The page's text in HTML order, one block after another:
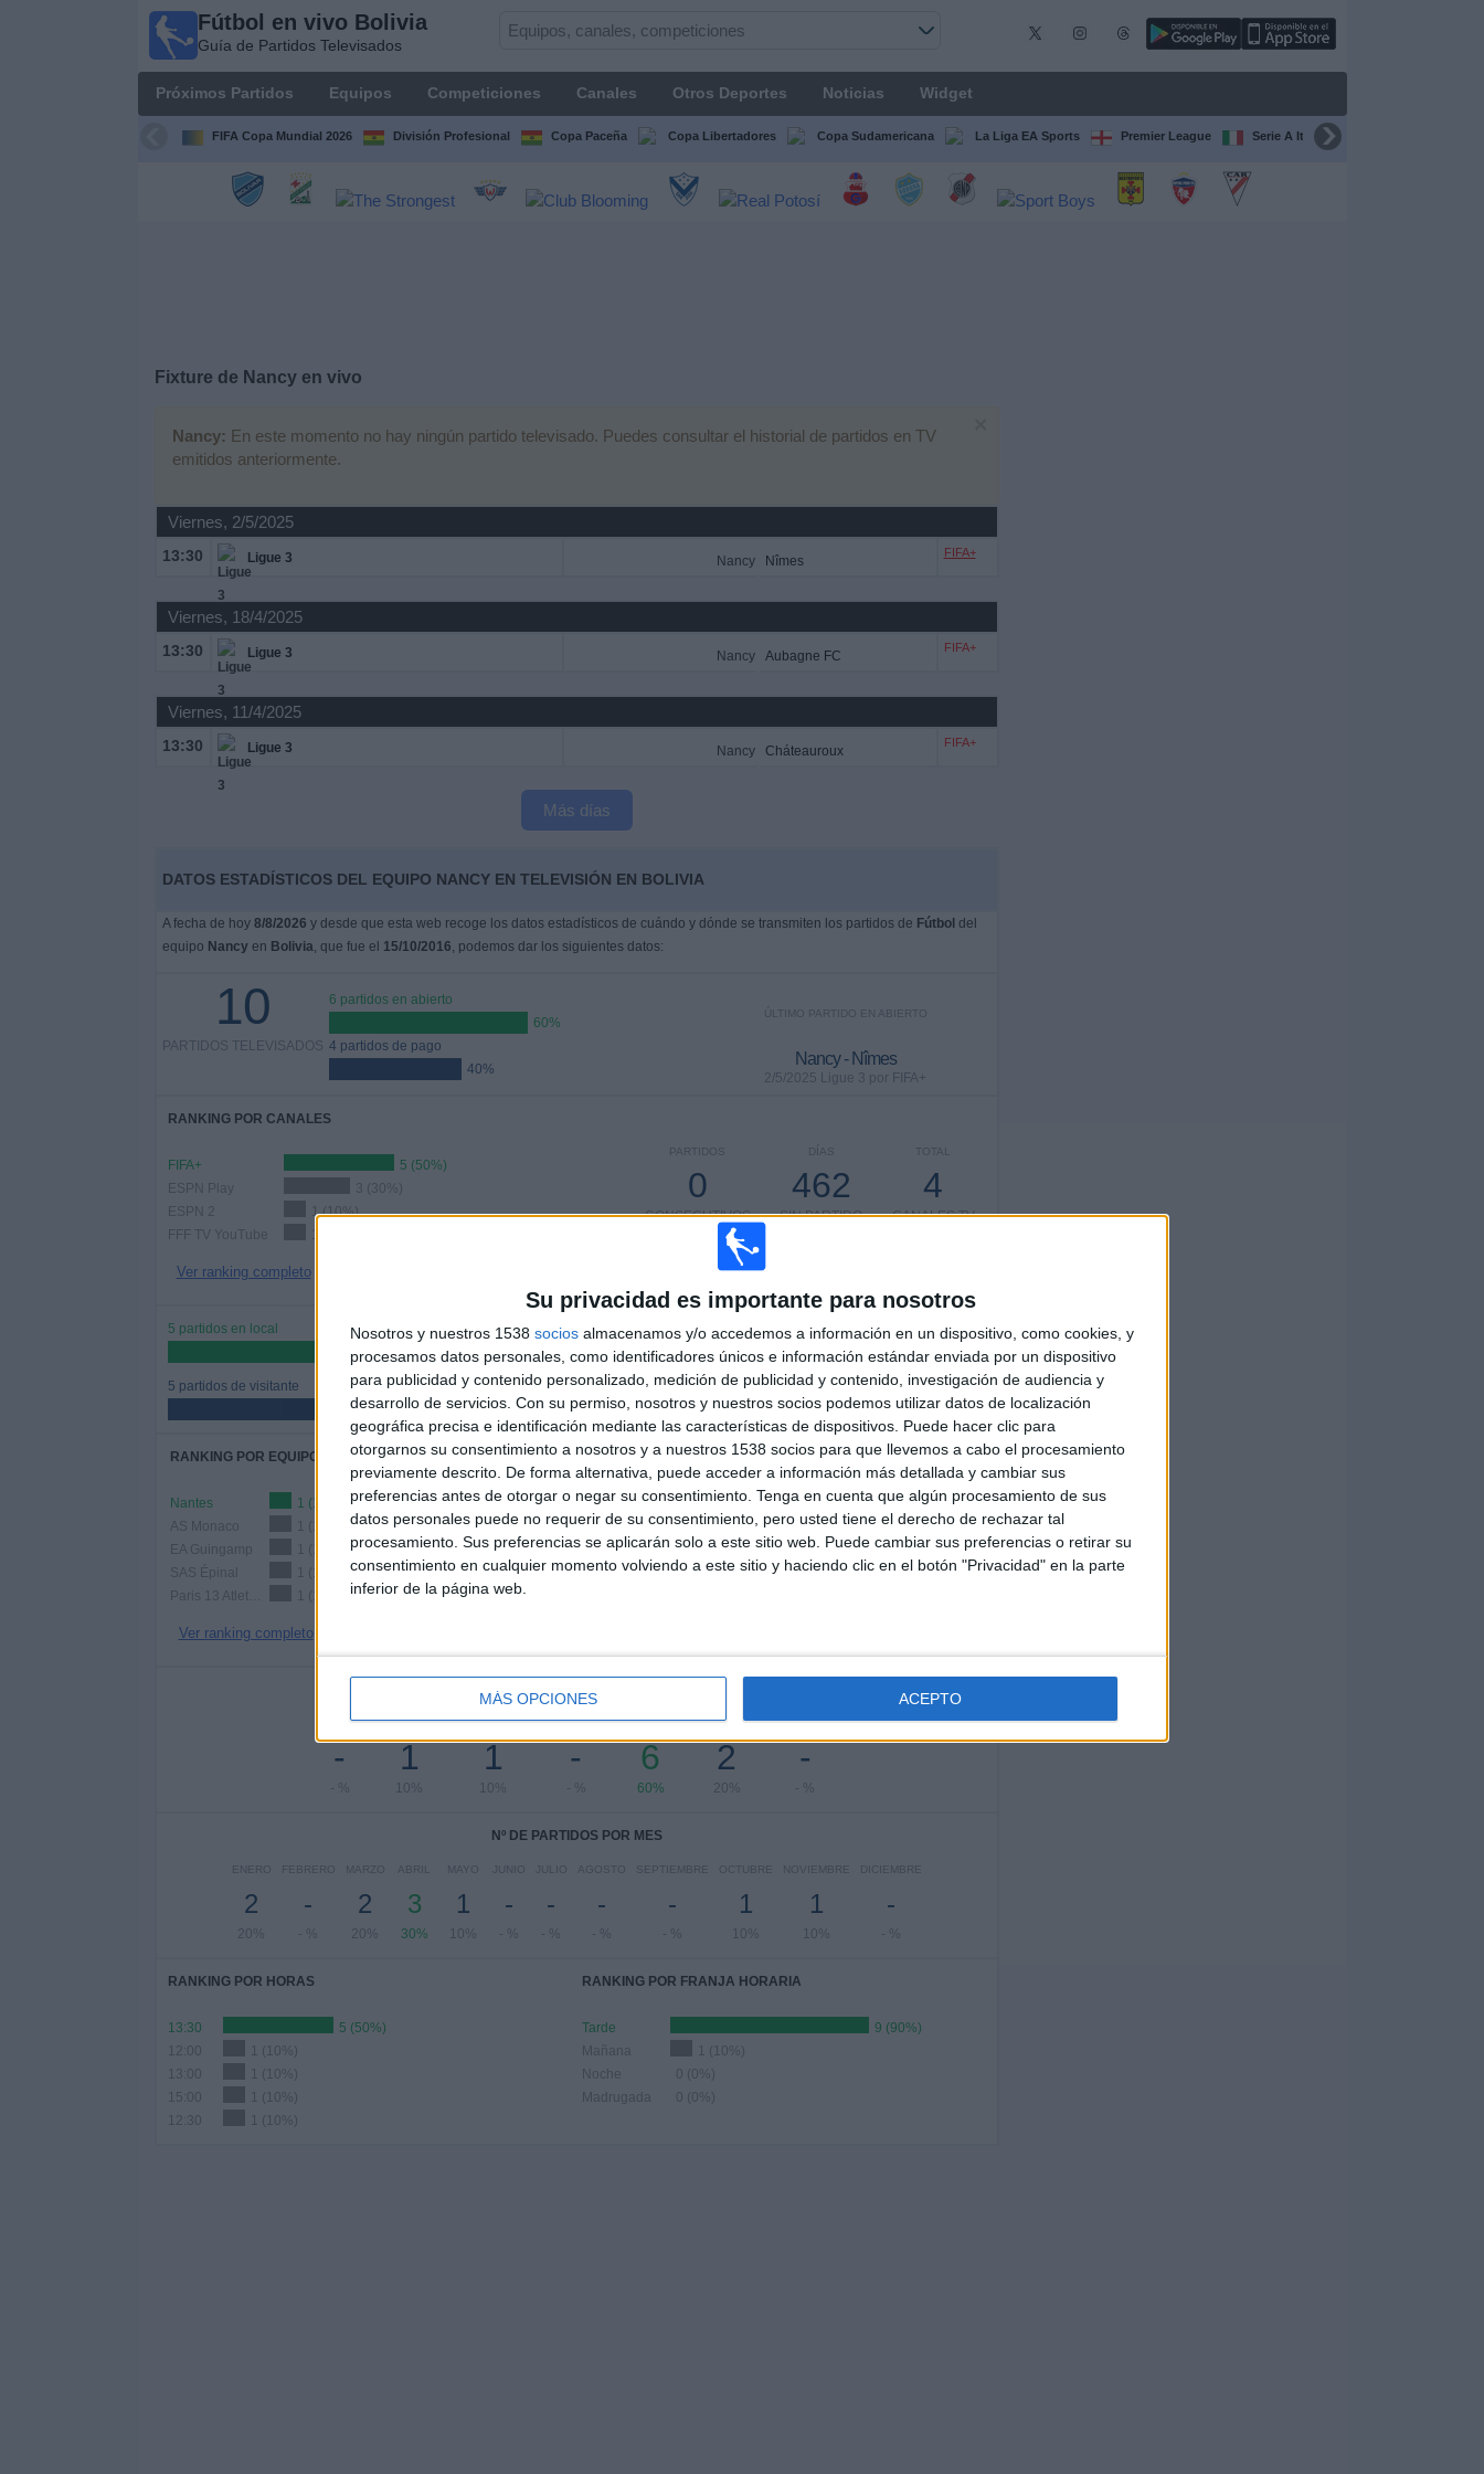
Su privacidad es importante para nosotros
Nosotros y nuestros 1538 socios almacenamos y/o accedemos a información en un dispositivo, como cookies, y
procesamos datos personales, como identificadores únicos e información estándar enviada por un dispositivo
para publicidad y contenido personalizado, medición de publicidad y contenido, investigación de audiencia y
desarrollo de servicios. Con su permiso, nosotros y nuestros socios podemos utilizar datos de localización
geográfica precisa e identificación mediante las características de dispositivos. Puede hacer clic para
otorgarnos su consentimiento a nosotros y a nuestros 1538 socios para que llevemos a cabo el procesamiento
previamente descrito. De forma alternativa, puede acceder a información más detallada y cambiar sus
preferencias antes de otorgar o negar su consentimiento. Tenga en cuenta que algún procesamiento de sus
datos personales puede no requerir de su consentimiento, pero usted tiene el derecho de rechazar tal
procesamiento. Sus preferencias se aplicarán solo a este sitio web. Puede cambiar sus preferencias o retirar su
consentimiento en cualquier momento volviendo a este sitio y haciendo clic en el botón "Privacidad" en la parte
inferior de la página web.
MÁS OPCIONES ACEPTO
Fútbol en vivo Bolivia
Guía de Partidos Televisados
Próximos Partidos Equipos Competiciones Canales Otros Deportes Noticias Widget
FIFA Copa Mundial 2026 División Profesional Copa Paceña Copa Libertadores Copa Sudamericana La Liga EA Sports Premier League Serie A Italiana
Fixture de Nancyen vivo
Nancy: En este momento no hay ningún partido televisado. Puedes consultar el historial de partidos en TV
emitidos anteriormente.
Viernes, 2/5/2025
13:30 Ligue 3 Nancy Nîmes
FIFA+
Viernes, 18/4/2025
13:30 Ligue 3 Nancy Aubagne FC
FIFA+
Viernes, 11/4/2025
13:30 Ligue 3 Nancy Cháteauroux
FIFA+
Más días
DATOS ESTADÍSTICOS DEL EQUIPO NANCY EN TELEVISIÓN EN BOLIVIA
A fecha de hoy 8/8/2026 y desde que esta web recoge los datos estadísticos de cuándo y dónde se transmiten los partidos de Fútbol del
equipo Nancyen Bolivia, que fue el 15/10/2016, podemos dar los siguientes datos:
10
PARTIDOS TELEVISADOS
6 partidos en abierto
60%
4 partidos de pago
40%
ÚLTIMO PARTIDO EN ABIERTO
Nancy - Nîmes
2/5/2025 Ligue 3 por FIFA+
RANKING POR CANALES
FIFA+
5 (50%)
ESPN Play
3 (30%)
ESPN 2
1 (10%)
FFF TV YouTube
Ver ranking completo
TOTAL
4
CANALES TV
DÍAS
462
SIN PARTIDO
PARTIDOS
0
CONSECUTIVOS
5 partidos en local
50%
5 partidos de visitante
50%
TOTAL
10
RIVALES
MÁXIMO
1
VS Nantes
TOTAL
4
COMPETICIONES
RANKING POR EQUIPOS
Nantes
1 (10%)
AS Monaco
1 (10%)
EA Guingamp
1 (10%)
SAS Épinal
1 (10%)
1 (10%)
Ver ranking completo
RANKING POR COMPETICIONES
Ligue 3
5 (50%)
Francia Ligue 1
2 (20%)
Coupe de la Ligue
2 (20%)
Copa de Francia
1 (10%)
Nº DE PARTIDOS POR DÍA DE LA SEMANA
LUNES
-
- %
MARTES
1
10%
MIÉRCOLES
1
10%
JUEVES
-
- %
VIERNES
6
60%
SÁBADO
2
20%
DOMINGO
-
- %
Nº DE PARTIDOS POR MES
ENERO
2
20%
FEBRERO
-
- %
MARZO
2
20%
ABRIL
3
30%
MAYO
1
10%
JUNIO
-
- %
JULIO
-
- %
AGOSTO
-
- %
SEPTIEMBRE
-
- %
OCTUBRE
1
10%
NOVIEMBRE
1
10%
DICIEMBRE
-
- %
RANKING POR HORAS
13:30
5 (50%)
12:00
1 (10%)
13:00
1 (10%)
15:00
1 (10%)
12:30
1 (10%)
RANKING POR FRANJA HORARIA
Tarde
9 (90%)
Mañana
1 (10%)
Noche
0 (0%)
Madrugada
0 (0%)